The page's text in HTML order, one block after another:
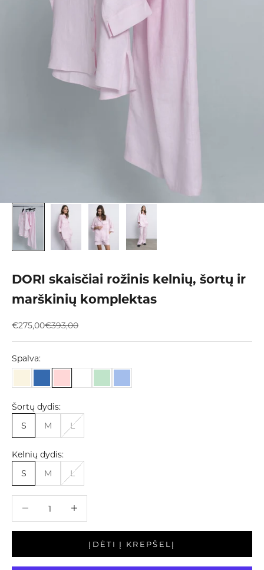
DORI skaisčiai rožinis kelnių, šortų ir
marškinių komplektas
Pardavimo kaina
€275,00Įprasta kaina
€393,00
Spalva:
Šortų dydis:
S
M L
Kelnių dydis:
S
M L
ĮDĖTI Į KREPŠELĮ